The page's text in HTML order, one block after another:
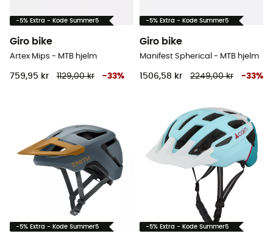
-5% Extra - Kode Summer5
Giro bike
Artex Mips - MTB hjelm
759,95 kr 1129,00 kr -33%
-5% Extra - Kode Summer5
Giro bike
Manifest Spherical - MTB hjelm
1506,58 kr 2249,00 kr -33%
-5% Extra - Kode Summer5 -5% Extra - Kode Summer5